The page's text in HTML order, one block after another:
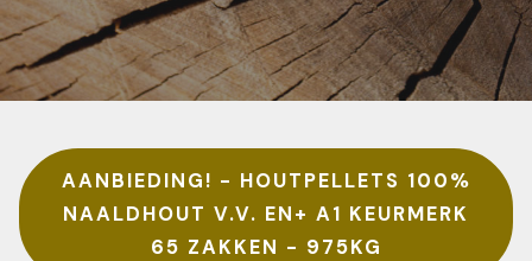
AANBIEDING! - HOUTPELLETS 100%
NAALDHOUT V.V. EN+ A1 KEURMERK
65 ZAKKEN - 975KG